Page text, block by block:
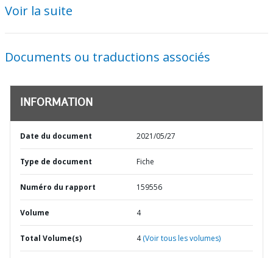
Voir la suite
Documents ou traductions associés
INFORMATION
Date du document 2021/05/27
Type de document Fiche
Numéro du rapport 159556
Volume 4
Total Volume(s) 4(Voir tous les volumes)